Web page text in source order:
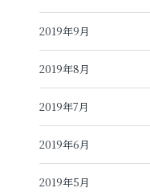
2019年9月
2019年8月
2019年7月
2019年6月
2019年5月